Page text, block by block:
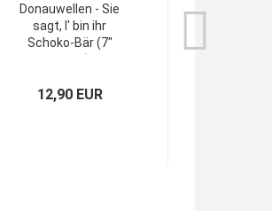
Donauwellen - Sie
sagt, I' bin ihr
Schoko-Bär (7"
12,90 EUR